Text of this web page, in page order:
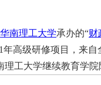
华南理工大学承办的“财
高级研修项目，来
工大学继续教育学